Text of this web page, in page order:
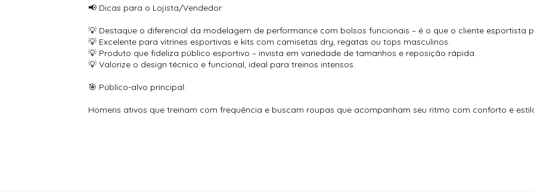
📢 Dicas para o Lojista/Vendedor:
💡 Destaque o diferencial da modelagem de performance com bolsos funcionais – é o que o cliente esportista
💡 Excelente para vitrines esportivas e kits com camisetas dry, regatas ou tops masculinos.
💡 Produto que fideliza público esportivo – invista em variedade de tamanhos e reposição rápida.
💡 Valorize o design técnico e funcional, ideal para treinos intensos.
🎯 Público-alvo principal:
Homens ativos que treinam com frequência e buscam roupas que acompanham seu ritmo com conforto e